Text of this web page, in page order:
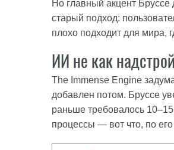
Но главный акцент Бруссе
старый подход:
плохо подходит для мира,
ИИ не как
The Immense Engine
добавлен потом. Бруссе
раньше требовалось
процессы — вот что, по